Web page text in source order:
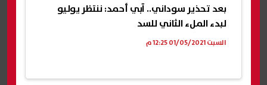
بعد تحذير سوداني.. آبي أحمد: ننتظر يوليو
لبدء الملء الثاني للسد
السبت 01/05/2021 12:25 م